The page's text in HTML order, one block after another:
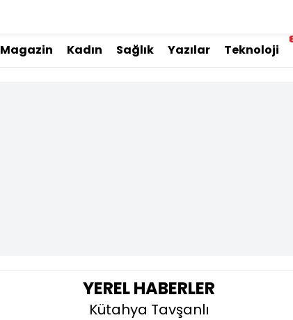
Magazin Kadın Sağlık Yazılar Teknoloji
YEREL HABERLER
Kütahya Tavşanlı